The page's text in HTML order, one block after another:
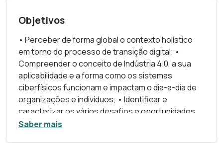
ao seu sucesso.
Objetivos
• Perceber de forma global o contexto holístico
em torno do processo de transição digital; •
Compreender o conceito de Indústria 4.0, a sua
aplicabilidade e a forma como os sistemas
ciberfísicos funcionam e impactam o dia-a-dia de
organizações e indivíduos; • Identificar e
caracterizar os vários desafios e oportunidades
associados à transição digital; • Conhecer, de
Saber mais